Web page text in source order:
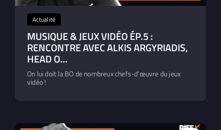
Actualité
MUSIQUE & JEUX VIDÉO ÉP.5 :
RENCONTRE AVEC ALKIS ARGYRIADIS,
HEAD O...
On lui doit la BO de nombreux chefs-d’œuvre du jeux
vidéo !